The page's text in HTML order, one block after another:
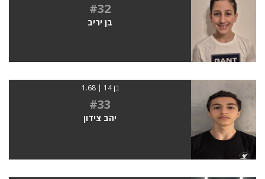
#32
בן יריב
בן 14 | 1.68
#33
יהב צידון